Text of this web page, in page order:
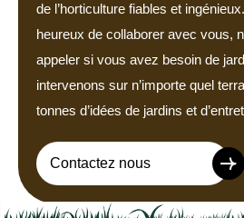
de l’horticulture fiables et
heureux de collaborer avec vous,
appeler si vous avez besoin de
intervenons sur n’importe quel
tonnes d’idées de jardins et
Contactez nous